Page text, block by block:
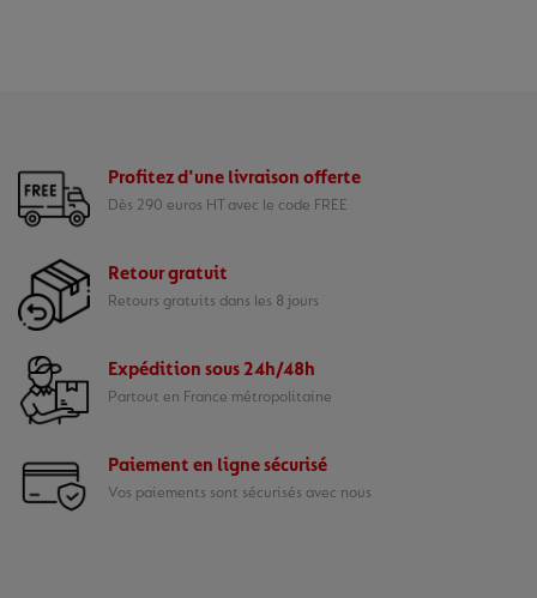
Profitez d'une livraison offerte
Dès 290 euros HT avec le code FREE
Retour gratuit
Retours gratuits dans les 8 jours
Expédition sous 24h/48h
Partout en France métropolitaine
Paiement en ligne sécurisé
Vos paiements sont sécurisés avec nous